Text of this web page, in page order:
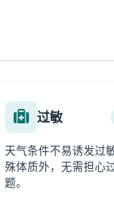
过敏
天气条件不易诱发过
殊体质外，无需担心
题。